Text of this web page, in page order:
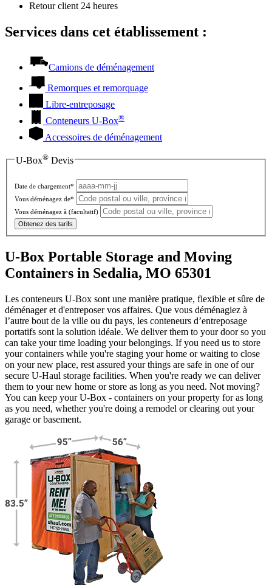
Retour client 24 heures
Services dans cet établissement :
Camions de déménagement
Remorques et remorquage
Libre-entreposage
Conteneurs U-Box®
Accessoires de déménagement
U-Box® Devis
Date de chargement*
Vous déménagez de*
Vous déménagez à (facultatif)
Obtenez des tarifs
U-Box Portable Storage and Moving
Containers in Sedalia, MO 65301
Les conteneurs U-Box sont une manière pratique, flexible et sûre de
déménager et d'entreposer vos affaires. Que vous déménagiez à
l’autre bout de la ville ou du pays, les conteneurs d’entreposage
portatifs sont la solution idéale. We deliver them to your door so you
can take your time loading your belongings. If you need us to store
your containers while you're staging your home or waiting to close
on your new place, rest assured your things are safe in one of our
secure U-Haul storage facilities. When you're ready we can deliver
them to your new home or store as long as you need. Not moving?
You can keep yourU-Box - containers on your property for as long
as you need, whether you're doing a remodel or clearing out your
garage or basement.